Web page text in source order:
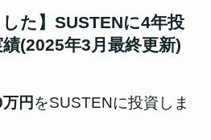
した】SUSTENに4年投
(2025年3月最終更新)
円 をSUSTENに投資しま